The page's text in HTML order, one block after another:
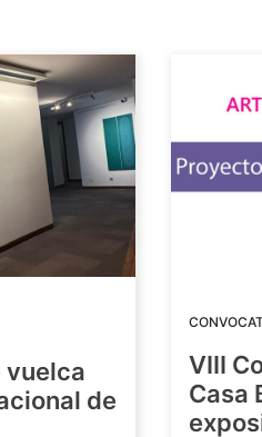
vuelca
de
VIII
Casa